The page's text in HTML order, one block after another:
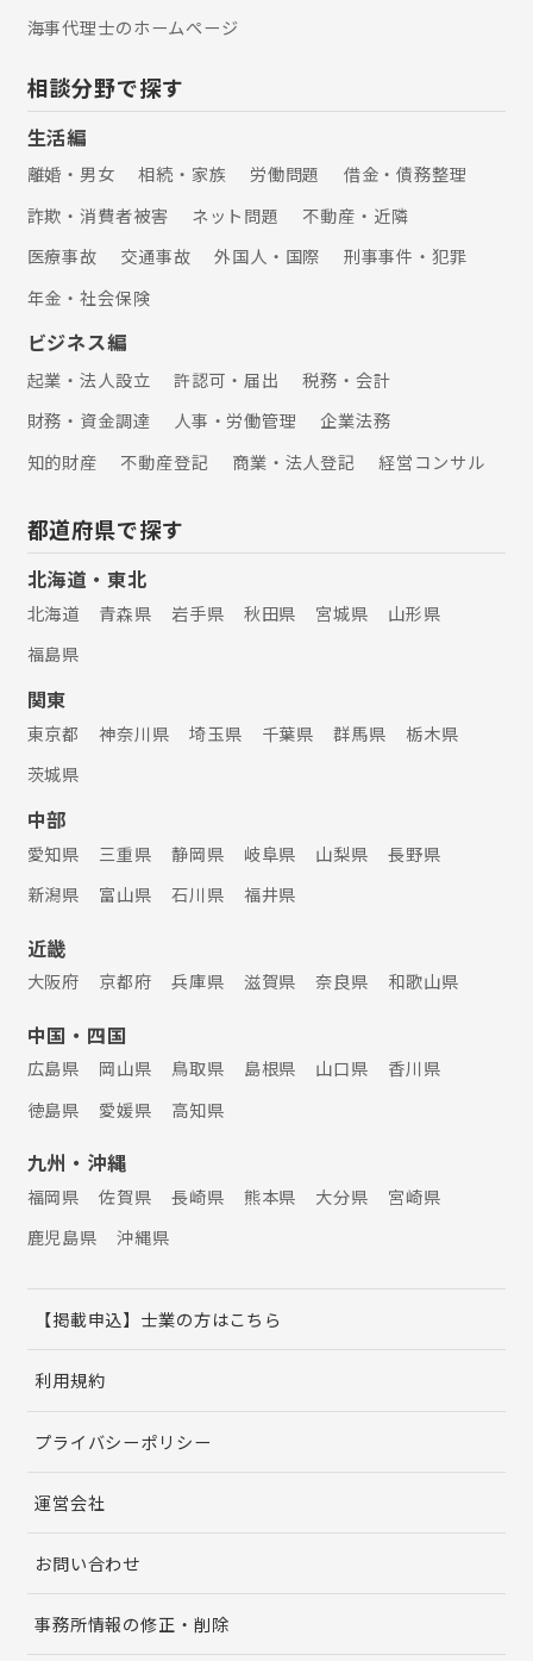
海事代理士のホームぺージ
相談分野で探す
生活編
離婚・男女 相続・家族 労働問題
借金・債務整理
詐欺・消費者被害
ネット問題
不動産・近隣
医療事故
交通事故 外国人・国際
刑事事件・犯罪
年金・社会保険
ビジネス編
起業・法人設立 許認可・届出
税務・会計
財務・資金調達
人事・労働管理
企業法務
知的財産
不動産登記 商業・法人登記 経営コンサル
都道府県で探す
北海道・東北
北海道 青森県 岩手県 秋田県 宮城県
山形県
福島県
関東
東京都 神奈川県 埼玉県 千葉県 群馬県
栃木県
茨城県
中部
愛知県 三重県 静岡県 岐阜県 山梨県
長野県
新潟県
富山県 石川県 福井県
近畿
大阪府 京都府 兵庫県 滋賀県 奈良県 和歌山県
中国・四国
広島県 岡山県 鳥取県 島根県 山口県
香川県
徳島県
愛媛県 高知県
九州・沖縄
福岡県 佐賀県 長崎県 熊本県 大分県
宮崎県
鹿児島県
沖縄県
【掲載申込】士業の方はこちら
利用規約
プライバシーポリシー
運営会社
お問い合わせ
事務所情報の修正・削除